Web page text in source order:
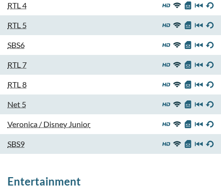
RTL 4
RTL 5
SBS6
RTL 7
RTL 8
Net 5
Veronica / Disney Junior
SBS9
Entertainment